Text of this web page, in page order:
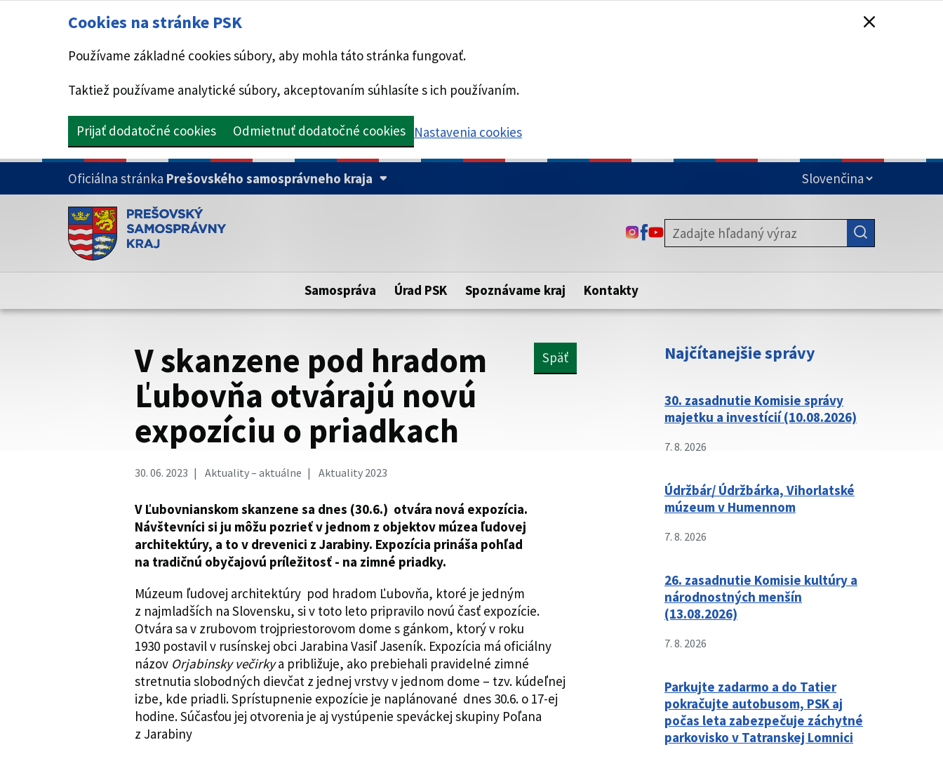
Cookies na stránke PSK
Používame základné cookies súbory, aby mohla táto stránka fungovať.
Taktiež používame analytické súbory, akceptovaním súhlasíte s ich používaním.
Prijať dodatočné cookies Odmietnuť dodatočné cookies Nastavenia cookies
PRESKOČIŤ NA HLAVNÝ OBSAH
Oficiálna stránka Prešovského samosprávneho kraja
Doména psk.sk je oficiálna
Toto je oficiálna webová stránka Prešovského samosprávneho kraja.
Táto stránka je zabezpečená
zabezpečenú webovú stránku. Zabezpečená stránka vždy začína
https:// pred názvom domény webového sídla.
ODKAZ SA OTVORÍ NA NOVEJ KARTE
ODKAZ SA OTVORÍ NA NOVEJ KARTE
ODKAZ SA OTVORÍ NA NOVEJ KARTE
Samospráva Úrad PSK Spoznávame kraj Kontakty
V skanzene pod hradom
Ľubovňa otvárajú novú
expozíciu o priadkach
Späť
30. 06. 2023 Aktuality – aktuálne Aktuality 2023
V Ľubovnianskom skanzene sa dnes (30.6.) otvára nová expozícia.
Návštevníci si ju môžu pozrieť v jednom z objektov múzea ľudovej
architektúry, a to v drevenici z Jarabiny. Expozícia prináša pohľad
na tradičnú obyčajovú príležitosť - na zimné priadky.
Múzeum ľudovej architektúry pod hradom Ľubovňa, ktoré je jedným
z najmladších na Slovensku, si v toto leto pripravilo novú časť expozície.
Otvára sa v zrubovom trojpriestorovom dome s gánkom, ktorý v roku
1930 postavil v rusínskej obci Jarabina Vasiľ Jaseník. Expozícia má oficiálny
názov Orjabinsky večirkya približuje, ako prebiehali pravidelné zimné
stretnutia slobodných dievčat z jednej vrstvy v jednom dome – tzv. kúdeľnej
izbe, kde priadli. Sprístupnenie expozície je naplánované dnes 30.6. o 17-ej
hodine. Súčasťou jej otvorenia je aj vystúpenie speváckej skupiny Poľana
z Jarabiny
Najčítanejšie správy
30. zasadnutie Komisie správy
majetku a investícií (10.08.2026)
7. 8. 2026
Údržbár/ Údržbárka, Vihorlatské
múzeum v Humennom
7. 8. 2026
26. zasadnutie Komisie kultúry a
národnostných menšín
(13.08.2026)
7. 8. 2026
Parkujte zadarmo a do Tatier
pokračujte autobusom, PSK aj
počas leta zabezpečuje záchytné
parkovisko v Tatranskej Lomnici